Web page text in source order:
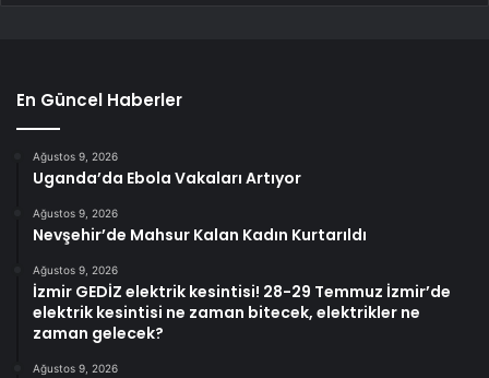
En Güncel Haberler
Ağustos 9, 2026
Uganda’da Ebola Vakaları Artıyor
Ağustos 9, 2026
Nevşehir’de Mahsur Kalan Kadın Kurtarıldı
Ağustos 9, 2026
İzmir GEDİZ elektrik kesintisi! 28-29 Temmuz İzmir’de
elektrik kesintisi ne zaman bitecek, elektrikler ne
zaman gelecek?
Ağustos 9, 2026